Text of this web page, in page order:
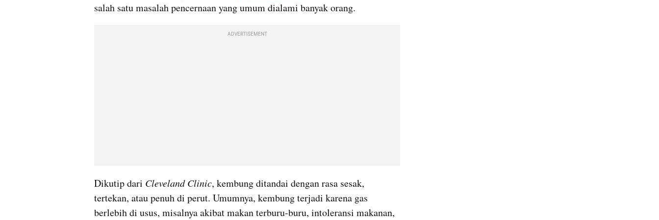
salah satu masalah pencernaan yang umum dialami banyak orang.
ADVERTISEMENT
Dikutip dari Cleveland Clinic, kembung ditandai dengan rasa sesak,
tertekan, atau penuh di perut. Umumnya, kembung terjadi karena gas
berlebih di usus, misalnya akibat makan terburu-buru, intoleransi makanan,